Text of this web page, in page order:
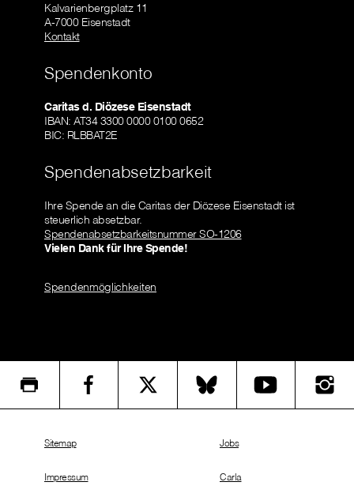
Kalvarienbergplatz 11
A-7000 Eisenstadt
Kontakt
Spendenkonto
Caritas d. Diözese Eisenstadt
IBAN: AT34 3300 0000 0100 0652
BIC: RLBBAT2E
Spendenabsetzbarkeit
Ihre Spende an die Caritas der Diözese Eisenstadt ist
steuerlich absetzbar.
Spendenabsetzbarkeitsnummer SO-1206
Vielen Dank für Ihre Spende!
Spendenmöglichkeiten
Sitemap
Impressum
Jobs
Carla